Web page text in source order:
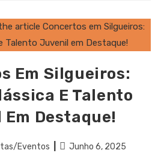
Em Silgueiros:
E Talento
Destaque!
Eventos Junho 6, 2025